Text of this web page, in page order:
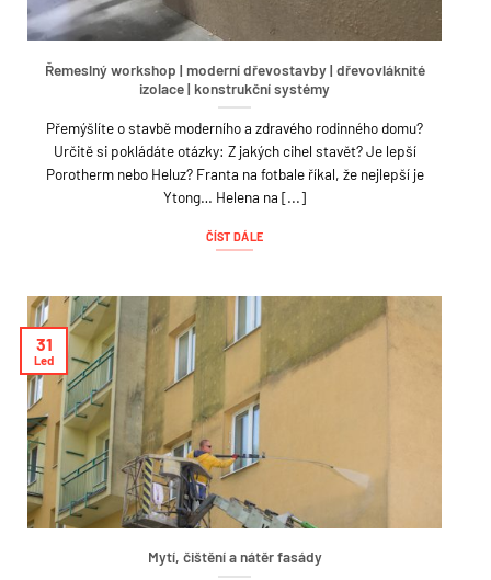
Řemeslný workshop | moderní dřevostavby | dřevovláknité
izolace | konstrukční systémy
Přemýšlíte o stavbě moderního a zdravého rodinného domu?
Určitě si pokládáte otázky: Z jakých cihel stavět? Je lepší
Porotherm nebo Heluz? Franta na fotbale říkal, že nejlepší je
Ytong… Helena na [...]
ČÍST DÁLE
Mytí, čištění a nátěr fasády
31
Led